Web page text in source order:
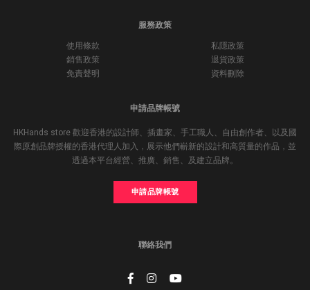
服務政策
使用條款
私隱政策
銷售政策
退貨政策
免責聲明
資料刪除
申請品牌帳號
HKHands store 歡迎香港的設計師、插畫家、手工職人、自由創作者、以及國
際原創品牌授權的香港代理人加入，展示他們嶄新的設計和高質量的作品，並
透過本平台經營、推廣、銷售、及建立品牌。
申請品牌帳號
聯絡我們